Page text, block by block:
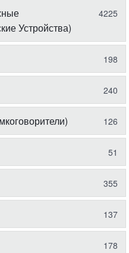
Устройства)
4225
198
240
126
51
355
137
178